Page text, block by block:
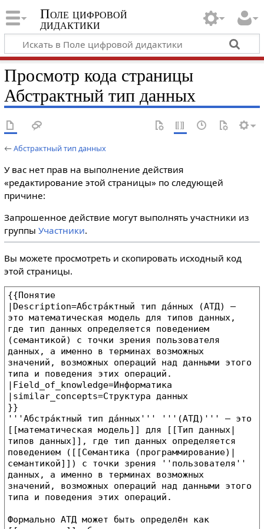
Поле цифровой
дидактики
Просмотр кода страницы
Абстрактный тип данных
←Абстрактный тип данных
У вас нет прав на выполнение действия
«редактирование этой страницы» по следующей
причине:
Запрошенное действие могут выполнять участники из
группы Участники.
Вы можете просмотреть и скопировать исходный код
этой страницы.